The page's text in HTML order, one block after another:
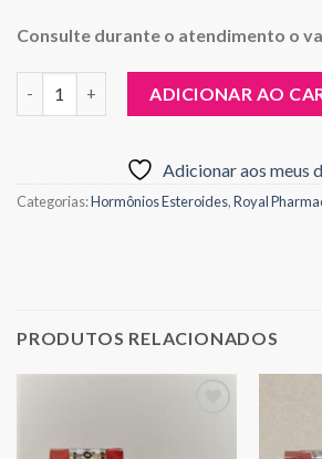
Consulte durante o atendimento o
ADICIONAR AO
Adicionar aos meus
Categorias:Hormônios Esteroides,Royal
PRODUTOS RELACIONADOS